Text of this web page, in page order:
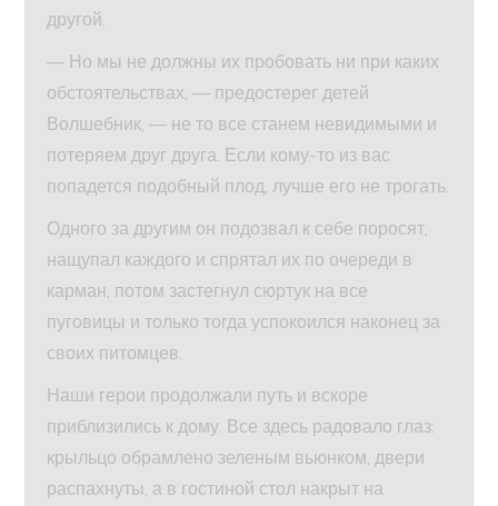
другой.
— Но мы не должны их пробовать ни при каких
обстоятельствах, — предостерег детей
Волшебник, — не то все станем невидимыми и
потеряем друг друга. Если кому-то из вас
попадется подобный плод, лучше его не трогать.
Одного за другим он подозвал к себе поросят,
нащупал каждого и спрятал их по очереди в
карман, потом застегнул сюртук на все
пуговицы и только тогда успокоился наконец за
своих питомцев.
Наши герои продолжали путь и вскоре
приблизились к дому. Все здесь радовало глаз:
крыльцо обрамлено зеленым вьюнком, двери
распахнуты, а в гостиной стол накрыт на